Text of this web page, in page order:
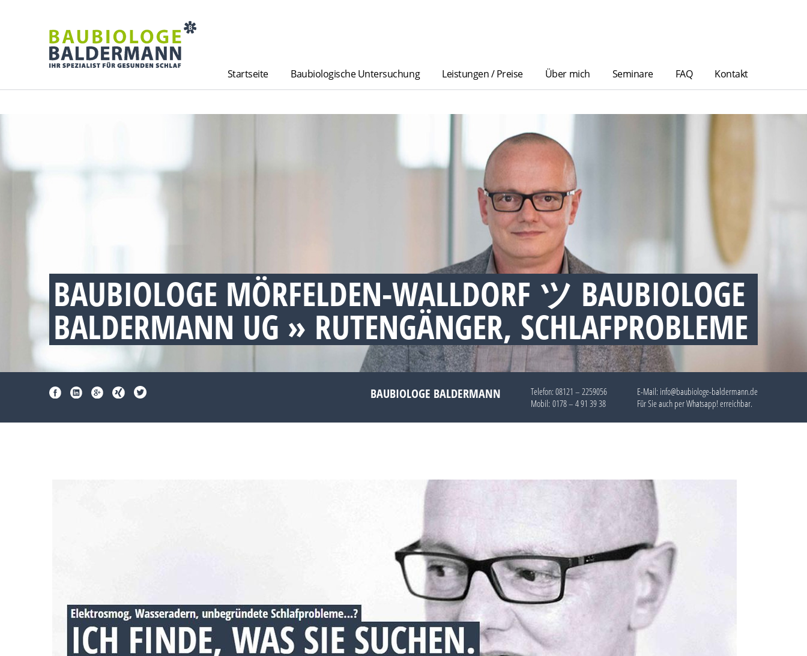
Startseite Baubiologische Untersuchung Leistungen / Preise Über mich Seminare FAQ Kontakt
BAUBIOLOGE MÖRFELDEN-WALLDORF ツ BAUBIOLOGE
BALDERMANN UG » RUTENGÄNGER, SCHLAFPROBLEME
BAUBIOLOGE BALDERMANN Telefon: 08121 – 2259056
Mobil: 0178 – 4 91 39 38
E-Mail: info@baubiologe-baldermann.de
Für Sie auch perWhatsapp!erreichbar.